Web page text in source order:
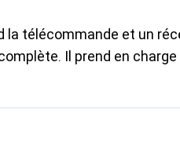
la télécommande et un
Il prend en charge